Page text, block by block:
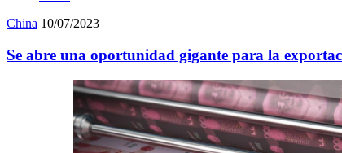
China 10/07/2023
Se abre una oportunidad gigante para la